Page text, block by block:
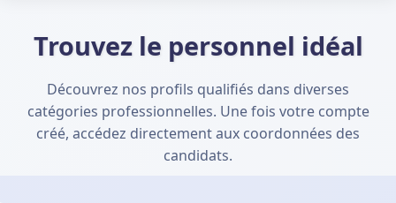
Trouvez le personnel idéal
Découvrez nos profils qualifiés dans diverses
catégories professionnelles. Une fois votre compte
créé, accédez directement aux coordonnées des
candidats.